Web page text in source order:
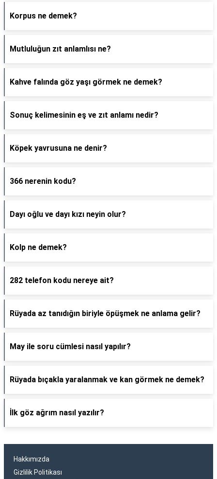
Korpus ne demek?
Mutluluğun zıt anlamlısı ne?
Kahve falında göz yaşı görmek ne demek?
Sonuç kelimesinin eş ve zıt anlamı nedir?
Köpek yavrusuna ne denir?
366 nerenin kodu?
Dayı oğlu ve dayı kızı neyin olur?
Kolp ne demek?
282 telefon kodu nereye ait?
Rüyada az tanıdığın biriyle öpüşmek ne anlama gelir?
May ile soru cümlesi nasıl yapılır?
Rüyada bıçakla yaralanmak ve kan görmek ne demek?
İlk göz ağrım nasıl yazılır?
Hakkımızda
Gizlilik Politikası